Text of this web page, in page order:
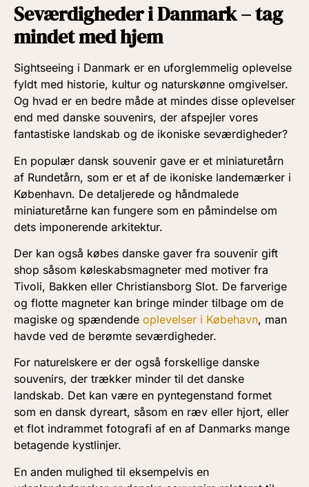
Seværdigheder i Danmark – tag
mindet med hjem
Sightseeing i Danmark er en uforglemmelig oplevelse
fyldt med historie, kultur og naturskønne omgivelser.
Og hvad er en bedre måde at mindes disse oplevelser
end med danske souvenirs, der afspejler vores
fantastiske landskab og de ikoniske seværdigheder?
En populær dansk souvenir gave er et miniaturetårn
af Rundetårn, som er et af de ikoniske landemærker i
København. De detaljerede og håndmalede
miniaturetårne kan fungere som en påmindelse om
dets imponerende arkitektur.
Der kan også købes danske gaver fra souvenir gift
shop såsom køleskabsmagneter med motiver fra
Tivoli, Bakken eller Christiansborg Slot. De farverige
og flotte magneter kan bringe minder tilbage om de
magiske og spændende oplevelser i Købehavn, man
havde ved de berømte seværdigheder.
For naturelskere er der også forskellige danske
souvenirs, der trækker minder til det danske
landskab. Det kan være en pyntegenstand formet
som en dansk dyreart, såsom en ræv eller hjort, eller
et flot indrammet fotografi af en af Danmarks mange
betagende kystlinjer.
En anden mulighed til eksempelvis en